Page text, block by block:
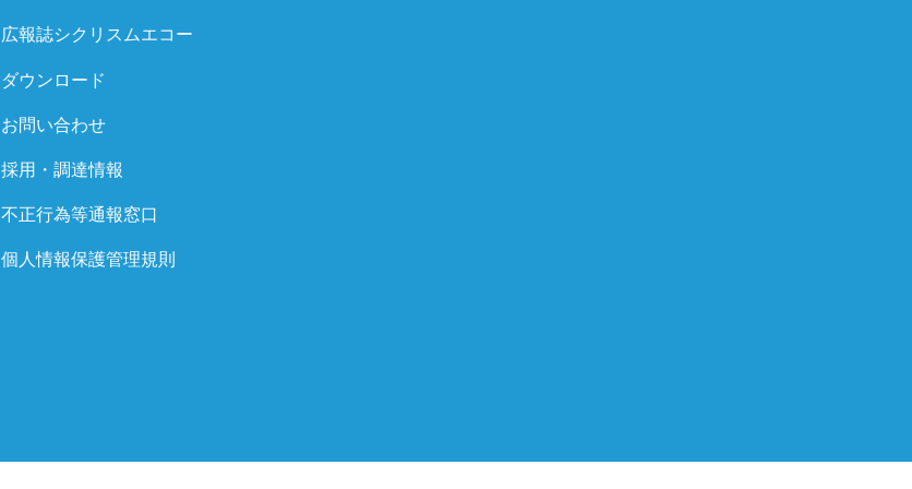
広報誌シクリスムエコー
ダウンロード
お問い合わせ
採用・調達情報
不正行為等通報窓口
個人情報保護管理規則